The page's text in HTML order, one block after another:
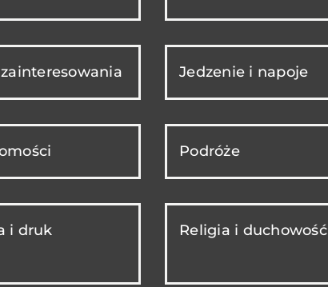
Jedzenie i napoje
Podróże
i druk Religia i duchowość